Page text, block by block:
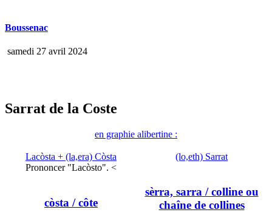
Boussenac
samedi 27 avril 2024
Sarrat de la Coste
en graphie alibertine :
Lacòsta + (la,era) Còsta
Prononcer "Lacòsto". <
còsta / côte
(lo,eth) Sarrat
sèrra, sarra / colline ou
chaîne de collines